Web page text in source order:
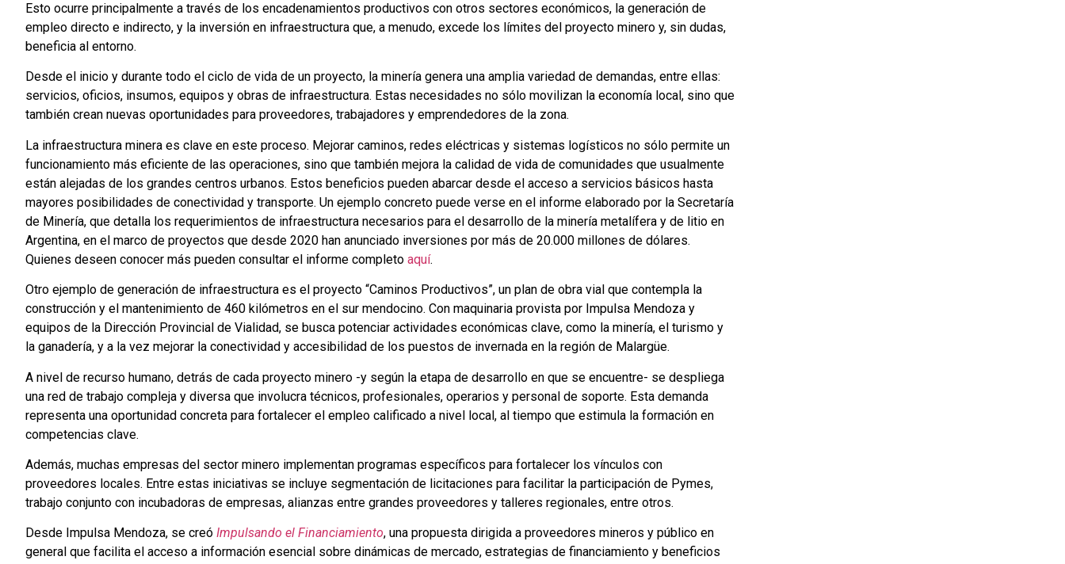
Esto ocurre principalmente a través de los encadenamientos productivos con otros sectores económicos, la generación de
empleo directo e indirecto, y la inversión en infraestructura que, a menudo, excede los límites del proyecto minero y, sin dudas,
beneficia al entorno.
Desde el inicio y durante todo el ciclo de vida de un proyecto, la minería genera una amplia variedad de demandas, entre ellas:
servicios, oficios, insumos, equipos y obras de infraestructura. Estas necesidades no sólo movilizan la economía local, sino que
también crean nuevas oportunidades para proveedores, trabajadores y emprendedores de la zona.
La infraestructura minera es clave en este proceso. Mejorar caminos, redes eléctricas y sistemas logísticos no sólo permite un
funcionamiento más eficiente de las operaciones, sino que también mejora la calidad de vida de comunidades que usualmente
están alejadas de los grandes centros urbanos. Estos beneficios pueden abarcar desde el acceso a servicios básicos hasta
mayores posibilidades de conectividad y transporte. Un ejemplo concreto puede verse en el informe elaborado por la Secretaría
de Minería, que detalla los requerimientos de infraestructura necesarios para el desarrollo de la minería metalífera y de litio en
Argentina, en el marco de proyectos que desde 2020 han anunciado inversiones por más de 20.000 millones de dólares.
Quienes deseen conocer más pueden consultar el informe completo aquí.
Otro ejemplo de generación de infraestructura es el proyecto “Caminos Productivos”, un plan de obra vial que contempla la
construcción y el mantenimiento de 460 kilómetros en el sur mendocino. Con maquinaria provista por Impulsa Mendoza y
equipos de la Dirección Provincial de Vialidad, se busca potenciar actividades económicas clave, como la minería, el turismo y
la ganadería, y a la vez mejorar la conectividad y accesibilidad de los puestos de invernada en la región de Malargüe.
A nivel de recurso humano, detrás de cada proyecto minero -y según la etapa de desarrollo en que se encuentre- se despliega
una red de trabajo compleja y diversa que involucra técnicos, profesionales, operarios y personal de soporte. Esta demanda
representa una oportunidad concreta para fortalecer el empleo calificado a nivel local, al tiempo que estimula la formación en
competencias clave.
Además, muchas empresas del sector minero implementan programas específicos para fortalecer los vínculos con
proveedores locales. Entre estas iniciativas se incluye segmentación de licitaciones para facilitar la participación de Pymes,
trabajo conjunto con incubadoras de empresas, alianzas entre grandes proveedores y talleres regionales, entre otros.
Desde Impulsa Mendoza, se creó Impulsando el Financiamiento, una propuesta dirigida a proveedores mineros y público en
general que facilita el acceso a información esencial sobre dinámicas de mercado, estrategias de financiamiento y beneficios